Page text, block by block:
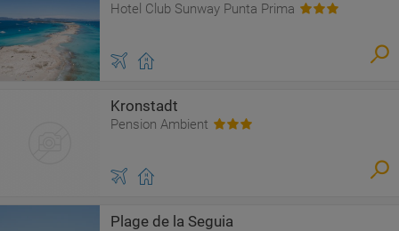
Hotel Club Sunway Punta Prima
Kronstadt
Pension Ambient
Plage de la Seguia